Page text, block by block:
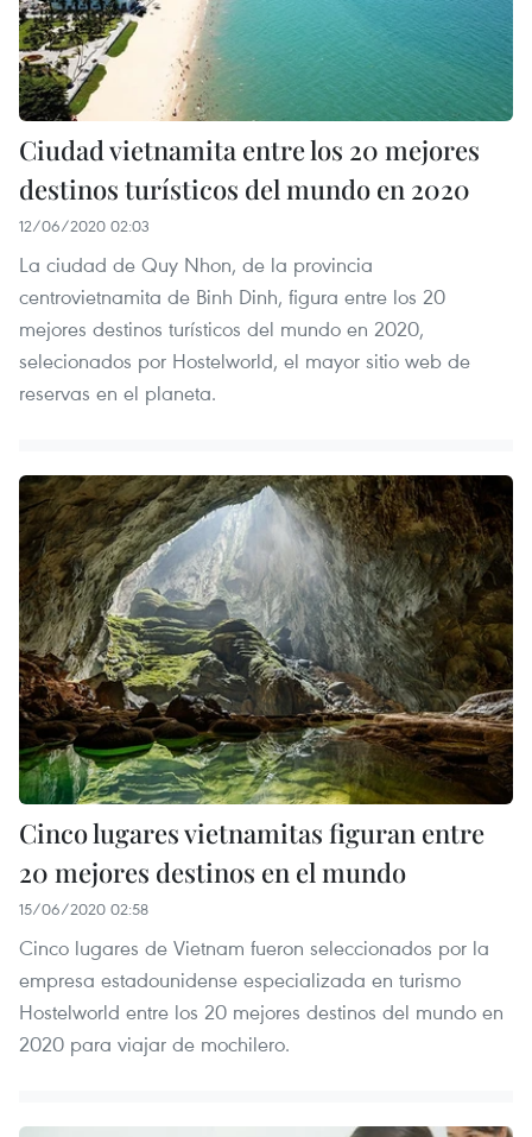
Ciudad vietnamita entre los 20 mejores
destinos turísticos del mundo en 2020
12/06/2020 02:03
La ciudad de Quy Nhon, de la provincia
centrovietnamita de Binh Dinh, figura entre los 20
mejores destinos turísticos del mundo en 2020,
selecionados por Hostelworld, el mayor sitio web de
reservas en el planeta.
Cinco lugares vietnamitas figuran entre
20 mejores destinos en el mundo
15/06/2020 02:58
Cinco lugares de Vietnam fueron seleccionados por la
empresa estadounidense especializada en turismo
Hostelworld entre los 20 mejores destinos del mundo en
2020 para viajar de mochilero.